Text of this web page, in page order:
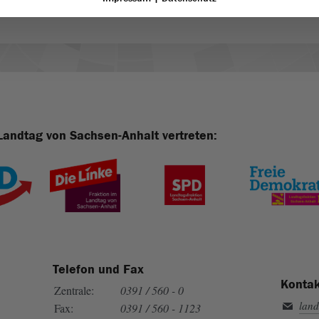
von Sachsen-Anhalt vertreten:
Telefon und Fax
Zentrale:
0391 / 560 - 0
Fax:
0391 / 560 - 1123